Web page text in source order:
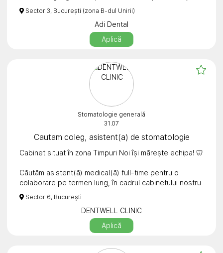
prietenoasă.
- Studii în domeniu: asistență medicală / medici
- Atenție la detalii și abilități organizatorice;
- Punctualitate și profesionalism.
Pentru mai multe detalii, vă rugăm să ne trimiteți CV-ul
Sector 3, București (zona B-dul Unirii)
Adi Dental
Aplică
Stomatologie generală
31.07
Cautam coleg, asistent(a) de stomatologie
Cabinet situat în zona Timpuri Noi își mărește echipa! 🦷
Căutăm asistent(ă) medical(ă) full-time pentru o
colaborare pe termen lung, în cadrul cabinetului nostru
situat în zona Timpuri Noi, București.
Ne dorim o persoană:
* amabilă, responsabilă și organizată;
* cu atitudine pozitivă și dorință de a lucra în echipă;
Sector 6, București
DENTWELL CLINIC
Aplică